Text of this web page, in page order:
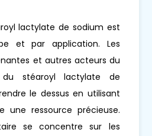
lactylate de sodium est
et par application. Les
et autres acteurs du
stéaroyl lactylate de
le dessus en utilisant
une ressource précieuse.
se concentre sur les